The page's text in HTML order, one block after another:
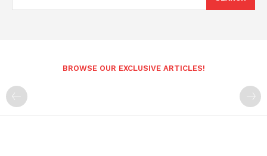
BROWSE OUR EXCLUSIVE ARTICLES!